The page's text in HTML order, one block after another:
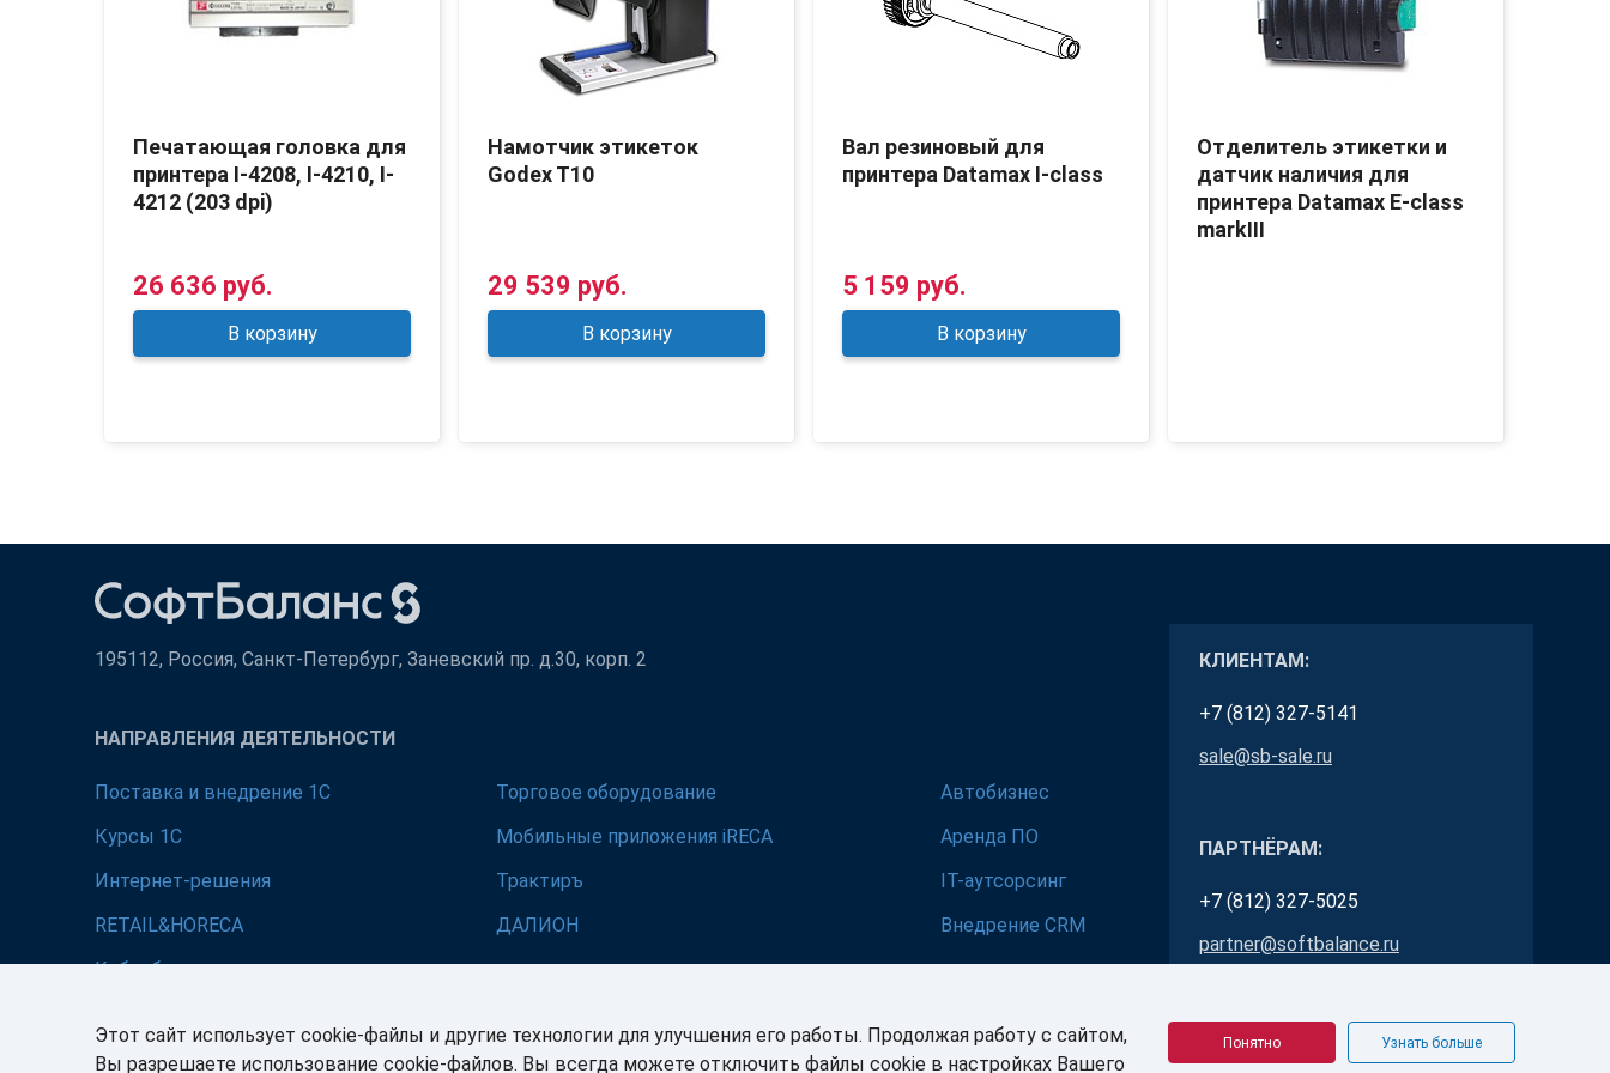
Печатающая головка для
принтера I-4208, I-4210, I-
4212 (203 dpi)
26 636 руб.
В корзину
Намотчик этикеток
Godex T10
29 539 руб.
В корзину
Вал резиновый для
принтера Datamax I-class
5 159 руб.
В корзину
Отделитель этикетки и
датчик наличия для
принтера Datamax E-class
markIII
195112, Россия, Санкт-Петербург, Заневский пр. д.30, корп. 2
НАПРАВЛЕНИЯ ДЕЯТЕЛЬНОСТИ
Поставка и внедрение 1С Торговое оборудование
Автобизнес
Курсы 1С
Мобильные приложения iRECA
Аренда ПО
Интернет-решения
Трактиръ
IT-аутсорсинг
RETAIL&HORECA
ДАЛИОН
Внедрение CRM
Кибербезопасность
КЛИЕНТАМ:
+7 (812) 327-5141
sale@sb-sale.ru
ПАРТНЁРАМ:
+7 (812) 327-5025
partner@softbalance.ru
Этот сайт использует cookie-файлы и другие технологии для улучшения его работы. Продолжая работу с сайтом,
Вы разрешаете использование cookie-файлов. Вы всегда можете отключить файлы cookie в настройках Вашего
Понятно Узнать больше